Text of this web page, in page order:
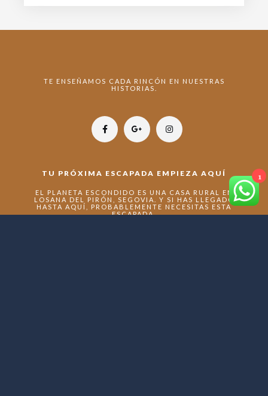
TE ENSEÑAMOS CADA RINCÓN EN NUESTRAS
HISTORIAS.
TU PRÓXIMA ESCAPADA EMPIEZA AQUÍ
EL PLANETA ESCONDIDO ES UNA CASA RURAL EN
LOSANA DEL PIRÓN, SEGOVIA. Y SI HAS LLEGADO
HASTA AQUÍ, PROBABLEMENTE NECESITAS ESTA
ESCAPADA.
1